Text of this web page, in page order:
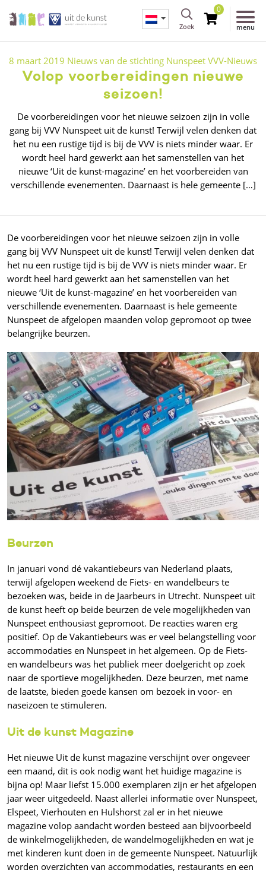
Zoek
0
menu
8 maart 2019 Nieuws van de stichting Nunspeet VVV-Nieuws
Volop voorbereidingen nieuwe
seizoen!
De voorbereidingen voor het nieuwe seizoen zijn in volle
gang bij VVV Nunspeet uit de kunst! Terwijl velen denken dat
het nu een rustige tijd is bij de VVV is niets minder waar. Er
wordt heel hard gewerkt aan het samenstellen van het
nieuwe ‘Uit de kunst-magazine’ en het voorbereiden van
verschillende evenementen. Daarnaast is hele gemeente […]
De voorbereidingen voor het nieuwe seizoen zijn in volle
gang bij VVV Nunspeet uit de kunst! Terwijl velen denken dat
het nu een rustige tijd is bij de VVV is niets minder waar. Er
wordt heel hard gewerkt aan het samenstellen van het
nieuwe ‘Uit de kunst-magazine’ en het voorbereiden van
verschillende evenementen. Daarnaast is hele gemeente
Nunspeet de afgelopen maanden volop gepromoot op twee
belangrijke beurzen.
Beurzen
In januari vond dé vakantiebeurs van Nederland plaats,
terwijl afgelopen weekend de Fiets- en wandelbeurs te
bezoeken was, beide in de Jaarbeurs in Utrecht. Nunspeet uit
de kunst heeft op beide beurzen de vele mogelijkheden van
Nunspeet enthousiast gepromoot. De reacties waren erg
positief. Op de Vakantiebeurs was er veel belangstelling voor
accommodaties en Nunspeet in het algemeen. Op de Fiets-
en wandelbeurs was het publiek meer doelgericht op zoek
naar de sportieve mogelijkheden. Deze beurzen, met name
de laatste, bieden goede kansen om bezoek in voor- en
naseizoen te stimuleren.
Uit de kunst Magazine
Het nieuwe Uit de kunst magazine verschijnt over ongeveer
een maand, dit is ook nodig want het huidige magazine is
bijna op! Maar liefst 15.000 exemplaren zijn er het afgelopen
jaar weer uitgedeeld. Naast allerlei informatie over Nunspeet,
Elspeet, Vierhouten en Hulshorst zal er in het nieuwe
magazine volop aandacht worden besteed aan bijvoorbeeld
de winkelmogelijkheden, de wandelmogelijkheden en wat je
met kinderen kunt doen in de gemeente Nunspeet. Natuurlijk
worden overzichten van accommodaties, restaurants en een